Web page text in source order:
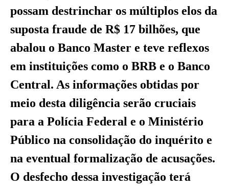
possam destrinchar os múltiplos elos da
suposta fraude de R$ 17 bilhões, que
abalou o Banco Master e teve reflexos
em instituições como o BRB e o Banco
Central. As informações obtidas por
meio desta diligência serão cruciais
para a Polícia Federal e o Ministério
Público na consolidação do inquérito e
na eventual formalização de acusações.
O desfecho dessa investigação terá